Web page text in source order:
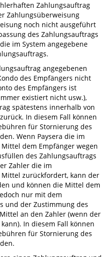
Zahlungsauftrag
Zahlungsüberweisung
noch nicht ausgeführt
des Zahlungsauftrags
im System angegebene
angegebenen
des Empfängers nicht
des Empfängers ist
existiert nicht usw.),
spätestens innerhalb von
In diesem Fall können
für Stornierung des
Wenn Paysera die im
dem Empfänger wegen
des Zahlungsauftrags
Zahler die im
zurückfordert, kann der
und können die Mittel dem
nur mit dem
und der Zustimmung des
an den Zahler (wenn der
In diesem Fall können
für Stornierung des